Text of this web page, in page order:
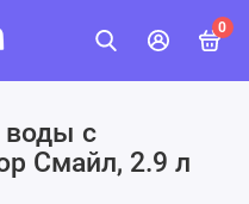
0
воды с
Смайл, 2.9 л